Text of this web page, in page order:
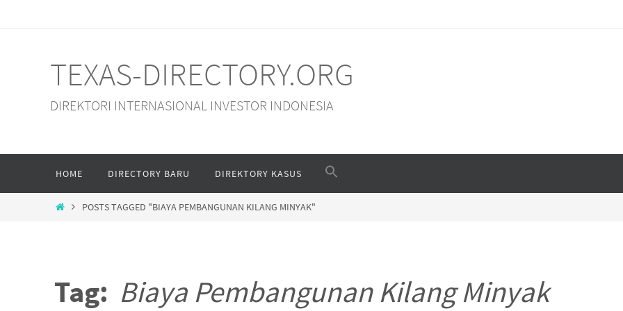
TEXAS-DIRECTORY.ORG
DIREKTORI INTERNASIONAL INVESTOR INDONESIA
content
HOME DIRECTORY BARU DIREKTORY KASUS
HOMEPOSTS TAGGED "BIAYA PEMBANGUNAN KILANG MINYAK"
Tag: Biaya Pembangunan Kilang Minyak